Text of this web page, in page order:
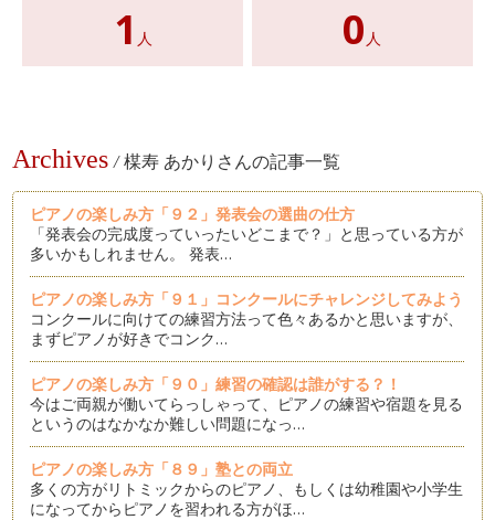
1 人 0 人
Archives / 楳寿 あかりさんの記事一覧
ピアノの楽しみ方「９２」発表会の選曲の仕方
「発表会の完成度っていったいどこまで？」と思っている方が
多いかもしれません。 発表…
ピアノの楽しみ方「９１」コンクールにチャレンジしてみよう
コンクールに向けての練習方法って色々あるかと思いますが、
まずピアノが好きでコンク…
ピアノの楽しみ方「９０」練習の確認は誰がする？！
今はご両親が働いてらっしゃって、ピアノの練習や宿題を見る
というのはなかなか難しい問題になっ…
ピアノの楽しみ方「８９」塾との両立
多くの方がリトミックからのピアノ、もしくは幼稚園や小学生
になってからピアノを習われる方がほ…